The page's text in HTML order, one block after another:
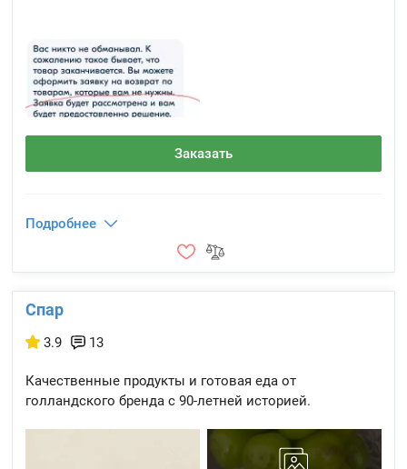
Заказать
Подробнее
Спар
3.9 13
Качественные продукты и готовая еда от
голландского бренда с 90-летней историей.